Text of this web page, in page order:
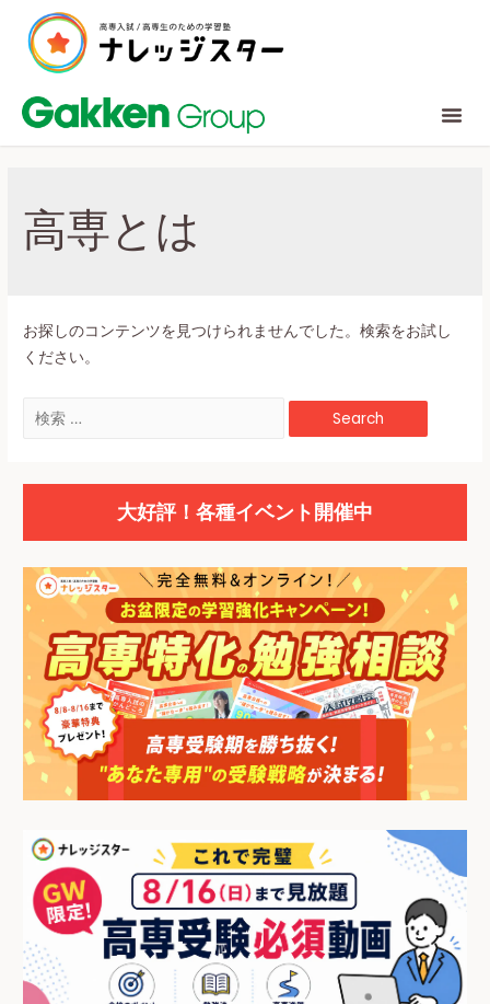
高専とは
お探しのコンテンツを見つけられませんでした。検索をお試し
ください。
大好評！各種イベント開催中